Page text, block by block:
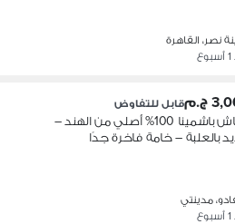
نصر، القاهرة
ج.م قابل للتفاوض
قماش باشمينا 100% أصلي من الهند –
بالعلبة – خامة فاخرة جدًا
مدينتي